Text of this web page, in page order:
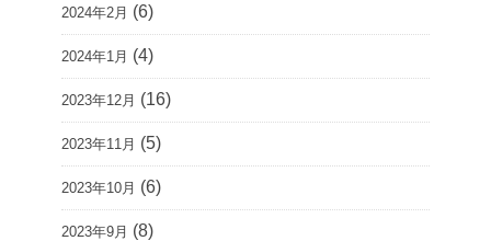
2024年2月 (6)
2024年1月 (4)
2023年12月 (16)
2023年11月 (5)
2023年10月 (6)
2023年9月 (8)